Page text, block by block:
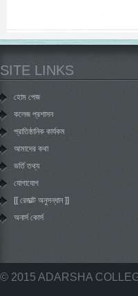
SITE LINKS
হোম পেজ
কলেজ প্রশাসন
প্রাতিষ্ঠানিক কার্যকম
আমাদের কথা
ভর্তি তথ্য
যোগাযোগ
[[ রেজাল্ট অনুসন্ধান ]]
অনার্স কোর্স
© 2015 ADARSHA